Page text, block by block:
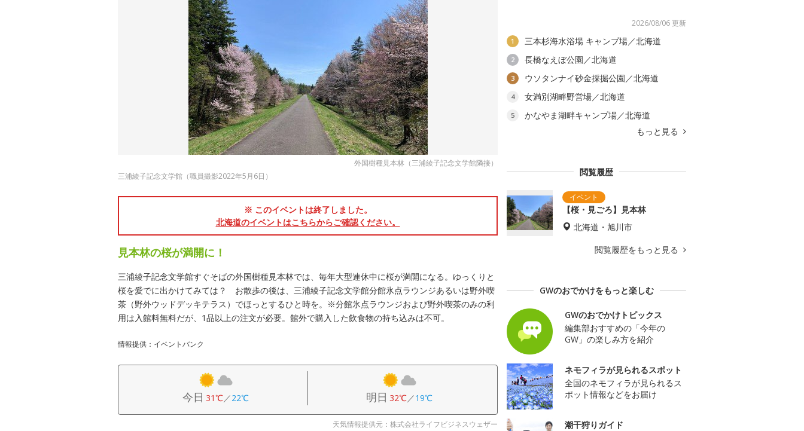
外国樹種見本林（三浦綾子記念文学館隣接）
三浦綾子記念文学館（職員撮影2022年5月6日）
※ このイベントは終了しました。
北海道のイベントはこちらからご確認ください。
見本林の桜が満開に！
三浦綾子記念文学館すぐそばの外国樹種見本林では、毎年大型連休中に桜が満開になる。ゆっくりと
桜を愛でに出かけてみては？ お散歩の後は、三浦綾子記念文学館分館氷点ラウンジあるいは野外喫
茶（野外ウッドデッキテラス）でほっとするひと時を。※分館氷点ラウンジおよび野外喫茶のみの利
用は入館料無料だが、1品以上の注文が必要。館外で購入した飲食物の持ち込みは不可。
情報提供：イベントバンク
今日 31℃／22℃ 明日 32℃／19℃
天気情報提供元：株式会社ライフビジネスウェザー
2026/08/06 更新
1 三本杉海水浴場 キャンプ場／北海道
2 長橋なえぼ公園／北海道
3 ウソタンナイ砂金採掘公園／北海道
4 女満別湖畔野営場／北海道
5
かなやま湖畔キャンプ場／北海道
もっと見る
閲覧履歴
【桜・見ごろ】見本林
北海道・旭川市
閲覧履歴をもっと見る
GWのおでかけをもっと楽しむ
GWのおでかけトピックス
編集部おすすめの「今年の
GW」の楽しみ方を紹介
ネモフィラが見られるスポット
全国のネモフィラが見られるス
ポット情報などをお届け
潮干狩りガイド